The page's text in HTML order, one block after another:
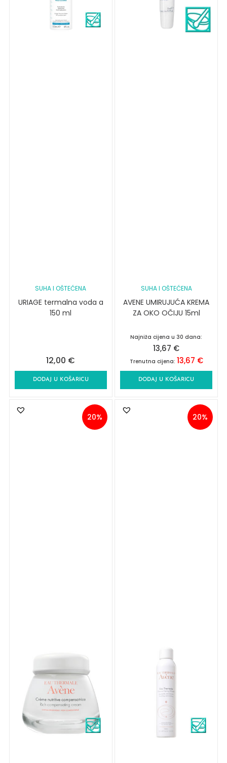
SUHA I OŠTEĆENA
URIAGE termalna voda a
150 ml
12,00 €
DODAJ U KOŠARICU
SUHA I OŠTEĆENA
AVENE UMIRUJUĆA KREMA
ZA OKO OČIJU 15ml
Najniža cijena u 30 dana:
13,67 €
Trenutna cijena: 13,67 €
DODAJ U KOŠARICU
20% 20%